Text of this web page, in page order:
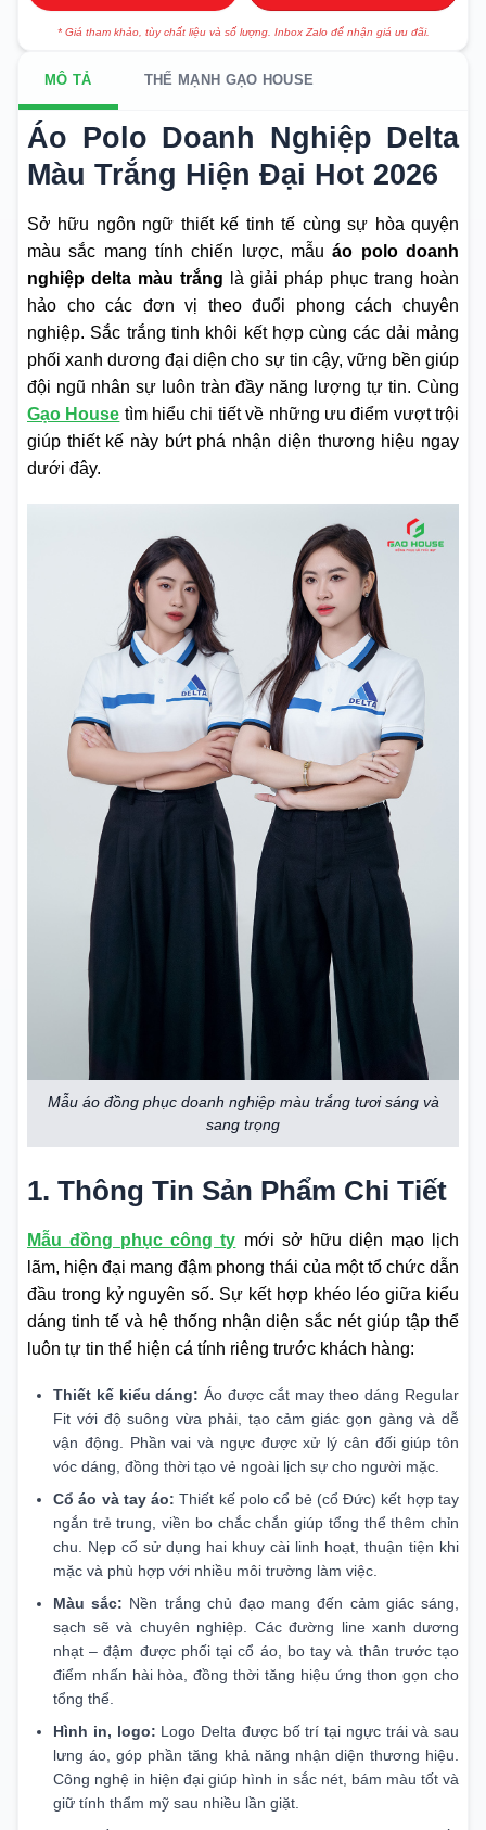
* Giá tham khảo, tùy chất liệu và số lượng. Inbox Zalo để nhận giá ưu đãi.
MÔ TẢ THẾ MẠNH GẠO HOUSE
Áo Polo Doanh Nghiệp Delta
Màu Trắng Hiện Đại Hot 2026
Sở hữu ngôn ngữ thiết kế tinh tế cùng sự hòa quyện
màu sắc mang tính chiến lược, mẫuáo polo doanh
nghiệp delta màu trắng là giải pháp phục trang hoàn
hảo cho các đơn vị theo đuổi phong cách chuyên
nghiệp. Sắc trắng tinh khôi kết hợp cùng các dải mảng
phối xanh dương đại diện cho sự tin cậy, vững bền giúp
đội ngũ nhân sự luôn tràn đầy năng lượng tự tin. Cùng
Gạo House tìm hiểu chi tiết về những ưu điểm vượt trội
giúp thiết kế này bứt phá nhận diện thương hiệu ngay
dưới đây.
Mẫu áo đồng phục doanh nghiệp màu trắng tươi sáng và
sang trọng
1. Thông Tin Sản Phẩm Chi Tiết
Mẫu đồng phục công ty mới sở hữu diện mạo lịch
lãm, hiện đại mang đậm phong thái của một tổ chức dẫn
đầu trong kỷ nguyên số. Sự kết hợp khéo léo giữa kiểu
dáng tinh tế và hệ thống nhận diện sắc nét giúp tập thể
luôn tự tin thể hiện cá tính riêng trước khách hàng:
Thiết kế kiểu dáng: Áo được cắt may theo dáng Regular
Fit với độ suông vừa phải, tạo cảm giác gọn gàng và dễ
vận động. Phần vai và ngực được xử lý cân đối giúp tôn
vóc dáng, đồng thời tạo vẻ ngoài lịch sự cho người mặc.
Cổ áo và tay áo: Thiết kế polo cổ bẻ (cổ Đức) kết hợp tay
ngắn trẻ trung, viền bo chắc chắn giúp tổng thể thêm chỉn
chu. Nẹp cổ sử dụng hai khuy cài linh hoạt, thuận tiện khi
mặc và phù hợp với nhiều môi trường làm việc.
Màu sắc: Nền trắng chủ đạo mang đến cảm giác sáng,
sạch sẽ và chuyên nghiệp. Các đường line xanh dương
nhạt – đậm được phối tại cổ áo, bo tay và thân trước tạo
điểm nhấn hài hòa, đồng thời tăng hiệu ứng thon gọn cho
tổng thể.
Hình in, logo: Logo Delta được bố trí tại ngực trái và sau
lưng áo, góp phần tăng khả năng nhận diện thương hiệu.
Công nghệ in hiện đại giúp hình in sắc nét, bám màu tốt và
giữ tính thẩm mỹ sau nhiều lần giặt.